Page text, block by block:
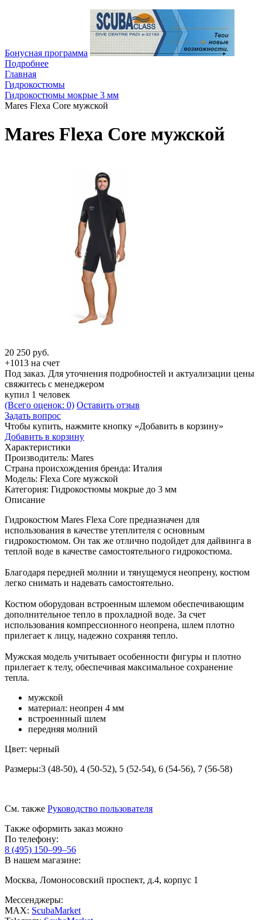
Бонусная программа
Подробнее
Главная
Гидрокостюмы
Гидрокостюмы мокрые 3 мм
Mares Flexa Core мужской
Mares Flexa Core мужской
20 250 руб.
+1013 на счет
Под заказ. Для уточнения подробностей и актуализации цены
свяжитесь с менеджером
купил 1 человек
(Всего оценок: 0) Оставить отзыв
Задать вопрос
Чтобы купить, нажмите кнопку «Добавить в корзину»
Добавить в корзину
Характеристики
Производитель: Mares
Страна происхождения бренда: Италия
Модель: Flexa Core мужской
Категория: Гидрокостюмы мокрые до 3 мм
Описание
Гидрокостюм Mares Flexa Core предназначен для
использования в качестве утеплителя с основным
гидрокостюмом. Он так же отлично подойдет для дайвинга в
теплой воде в качестве самостоятельного гидрокостюма.
Благодаря передней молнии и тянущемуся неопрену, костюм
легко снимать и надевать самостоятельно.
Костюм оборудован встроенным шлемом обеспечивающим
дополнительное тепло в прохладной воде. За счет
использования компрессионного неопрена, шлем плотно
прилегает к лицу, надежно сохраняя тепло.
Мужская модель учитывает особенности фигуры и плотно
прилегает к телу, обеспечивая максимальное сохранение
тепла.
мужской
материал: неопрен 4 мм
встроеннный шлем
передняя молний
Цвет: черный
Размеры:3 (48-50), 4 (50-52), 5 (52-54), 6 (54-56), 7 (56-58)
См. также Руководство пользователя
Также оформить заказ можно
По телефону:
8 (495) 150–99–56
В нашем магазине:
Москва, Ломоносовский проспект, д.4, корпус 1
Мессенджеры:
MAX: ScubaMarket